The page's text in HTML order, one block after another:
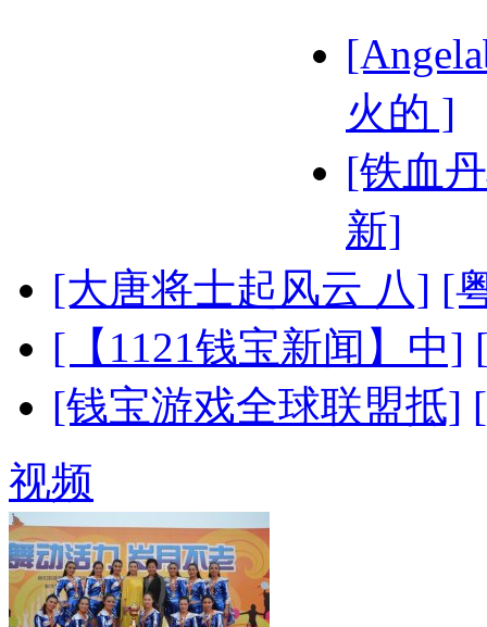
火的 ]
[铁血
新]
[大唐将士起风云 八] [
[【1121钱宝新闻】中]
[钱宝游戏全球联盟抵]
视频